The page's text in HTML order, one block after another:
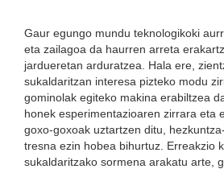
Gaur egungo mundu teknologikoki
eta zailagoa da haurren arreta
jardueretan arduratzea. Hala ere,
sukaldaritzan interesa pizteko modu
gominolak egiteko makina erabiltzea
honek esperimentazioaren zirrara eta
goxo-goxoak uztartzen ditu,
tresna ezin hobea bihurtuz. Erreakzio
sukaldaritzako sormena arakatu arte,